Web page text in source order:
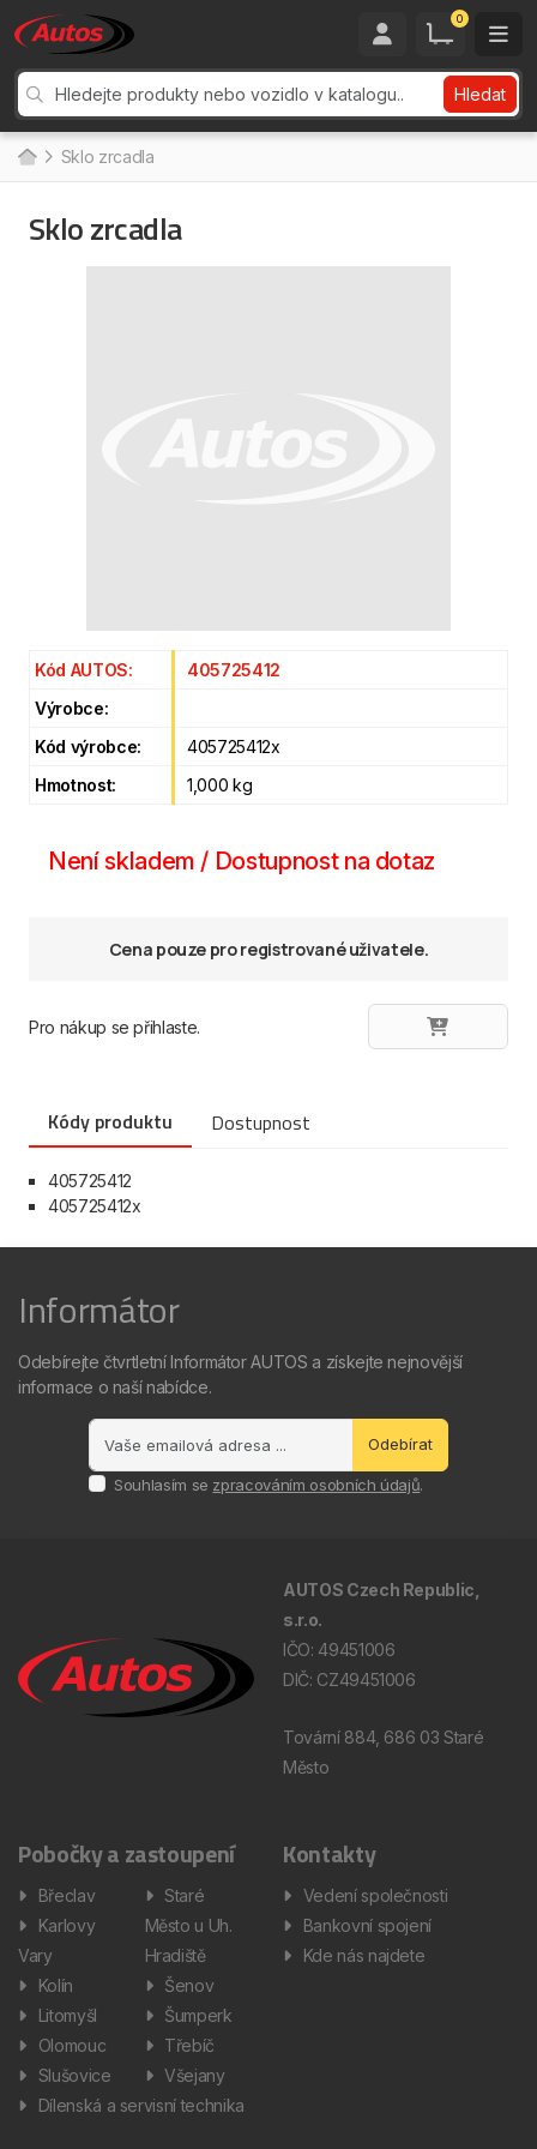
0
Hledat
Sklo zrcadla
Sklo zrcadla
Kód AUTOS:
405725412
Výrobce:
Kód výrobce:
405725412x
Hmotnost:
1,000 kg
Není skladem / Dostupnost na dotaz
Cena pouze pro registrované uživatele.
Pro nákup se přihlaste.
Kódy produktu Dostupnost
405725412
405725412x
Informátor
Odebírejte čtvrtletní Informátor AUTOS a získejte nejnovější
informace o naší nabídce.
Odebírat
Souhlasím se zpracováním osobních údajů.
AUTOS Czech Republic,
s.r.o.
IČO: 49451006
DIČ: CZ49451006
Tovární 884, 686 03 Staré
Město
Pobočky a zastoupení
Břeclav
Karlovy
Vary
Kolín
Litomyšl
Olomouc
Slušovice
Staré
Město u Uh.
Hradiště
Šenov
Šumperk
Třebíč
Všejany
Dílenská a servisní technika
Kontakty
Vedení společnosti
Bankovní spojení
Kde nás najdete